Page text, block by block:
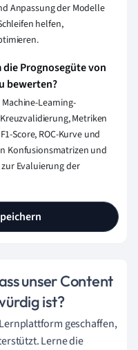
Anpassung der Modelle
helfen,
Prognosegüte von
bewerten?
Learning-
Metriken
Score, ROC-Kurve und
Konfusionsmatrizen und
Evaluierung der
unser Content
ist?
geschaffen,
Lerne die